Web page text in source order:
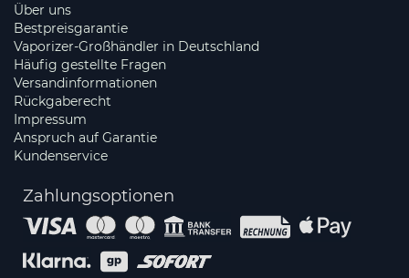
Über uns
Bestpreisgarantie
Vaporizer-Großhändler in Deutschland
Häufig gestellte Fragen
Versandinformationen
Rückgaberecht
Impressum
Anspruch auf Garantie
Kundenservice
Zahlungsoptionen